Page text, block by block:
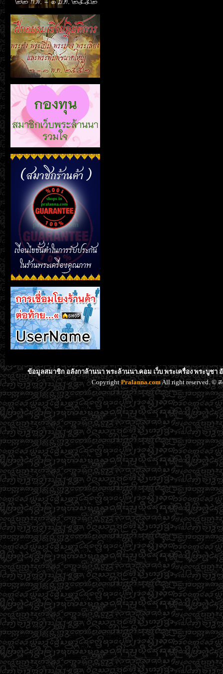
ข้อมูลสมาชิก อลังกาล้านนา พระล้านนา.คอม เว็บ พระเครื่อง พระบูชา
CopyrightPralanna.comAll right reserved. ©